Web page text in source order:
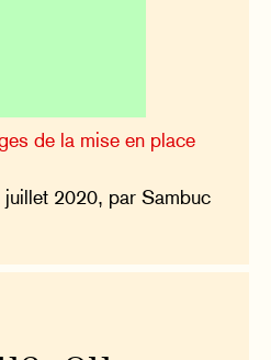
de la mise en place
juillet 2020, par Sambuc